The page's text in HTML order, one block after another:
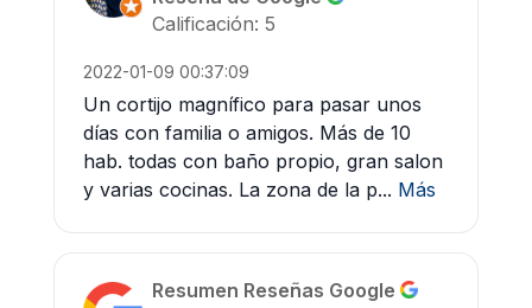
Calificación: 5
2022-01-09 00:37:09
Un cortijo magnífico para pasar unos
días con familia o amigos. Más de 10
hab. todas con baño propio, gran salon
y varias cocinas. La zona de la p... Más
Resumen Reseñas Google